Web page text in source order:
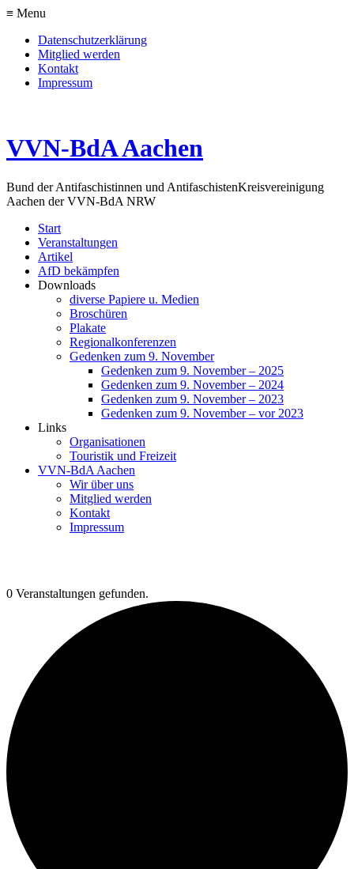
≡ Menu
Datenschutzerklärung
Mitglied werden
Kontakt
Impressum
VVN-BdA Aachen
Bund der Antifaschistinnen und AntifaschistenKreisvereinigung
Aachen der VVN-BdA NRW
Start
Veranstaltungen
Artikel
AfD bekämpfen
Downloads
diverse Papiere u. Medien
Broschüren
Plakate
Regionalkonferenzen
Gedenken zum 9. November
Gedenken zum 9. November – 2025
Gedenken zum 9. November – 2024
Gedenken zum 9. November – 2023
Gedenken zum 9. November – vor 2023
Links
Organisationen
Touristik und Freizeit
VVN-BdA Aachen
Wir über uns
Mitglied werden
Kontakt
Impressum
0 Veranstaltungen gefunden.